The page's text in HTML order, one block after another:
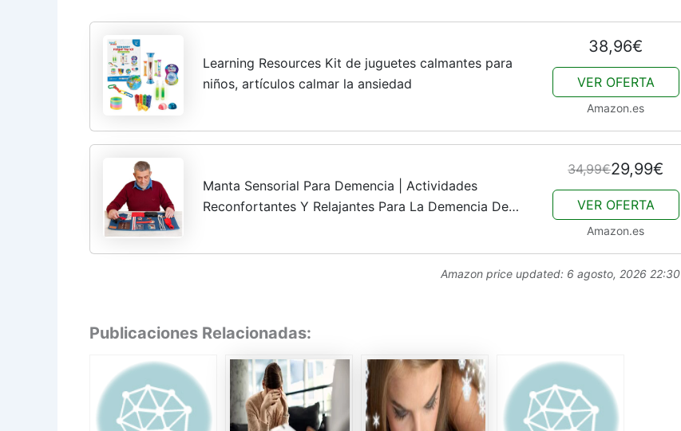
Learning Resources Kit de juguetes calmantes para
niños, artículos calmar la ansiedad
38,96€
VER OFERTA
Amazon.es
Manta Sensorial Para Demencia | Actividades
Reconfortantes Y Relajantes Para La Demencia De
34,99€29,99€
VER OFERTA
Amazon.es
Amazon price updated: 6 agosto, 2026 22:30
Publicaciones Relacionadas: